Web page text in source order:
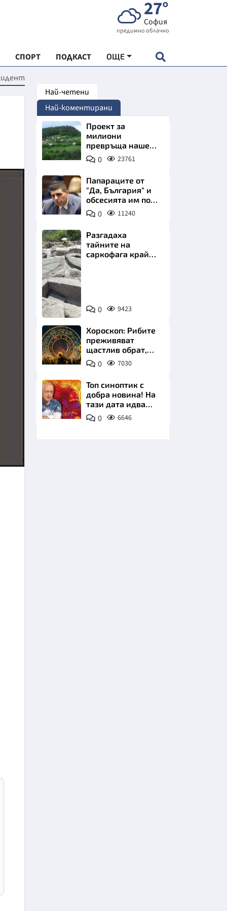
27°
София
предимно облачно
СПОРТ ПОДКАСТ ОЩЕ
"ЧУДЕСАТА НА БЪЛГАРИЯ"
ХРАНА
Най-четени
Най-коментирани
Проект за
милиони
превръща наше
село в магнит за
туристи
0 23761
Папараците от
"Да, България" и
обсесията им по
Пеевски
0 11240
Снимка:
Bulgaria
ON
AIR
Разгадаха
тайните на
саркофага край
0 9423
Хороскоп: Рибите
преживяват
щастлив обрат,
Телецът започва
важна промяна
0 7030
Топ синоптик с
добра новина! На
тази дата идва
захлаждането
0 6646